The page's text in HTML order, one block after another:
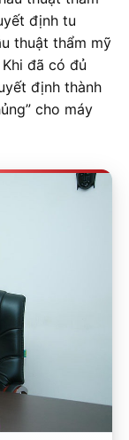
định tu
thuật thẩm mỹ
đã có đủ
định thành
cho máy